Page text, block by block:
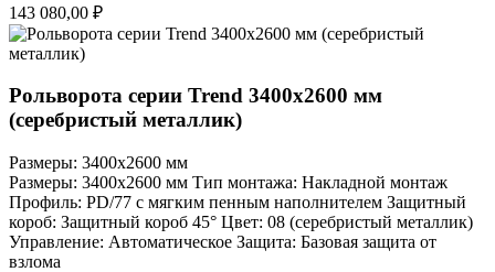
143 080,00 ₽
Рольворота серии Trend 3400x2600 мм
(серебристый металлик)
Размеры: 3400x2600 мм
Размеры: 3400x2600 мм Тип монтажа: Накладной монтаж
Профиль: PD/77 c мягким пенным наполнителем Защитный
короб: Защитный короб 45° Цвет: 08 (серебристый металлик)
Управление: Автоматическое Защита: Базовая защита от
взлома